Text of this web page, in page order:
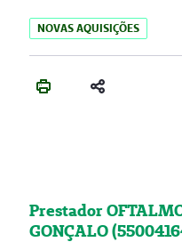
NOVAS AQUISIÇÕES
Prestador
GONÇALO